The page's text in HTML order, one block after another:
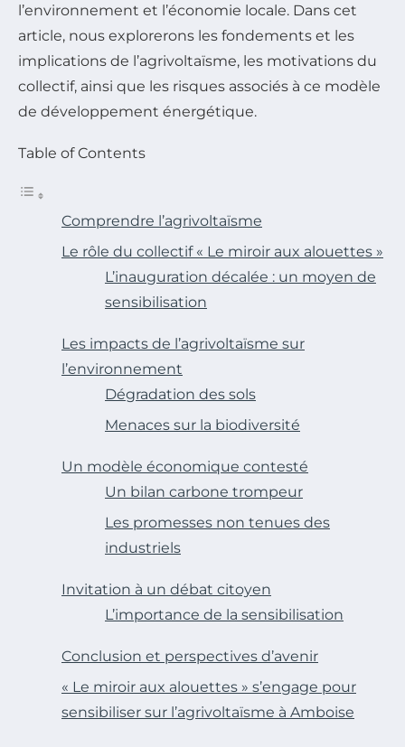
l’environnement et l’économie locale. Dans cet
article, nous explorerons les fondements et les
implications de l’agrivoltaïsme, les motivations du
collectif, ainsi que les risques associés à ce modèle
de développement énergétique.
Table of Contents
Comprendre l’agrivoltaïsme
Le rôle du collectif « Le miroir aux alouettes »
L’inauguration décalée : un moyen de
sensibilisation
Les impacts de l’agrivoltaïsme sur
l’environnement
Dégradation des sols
Menaces sur la biodiversité
Un modèle économique contesté
Un bilan carbone trompeur
Les promesses non tenues des
industriels
Invitation à un débat citoyen
L’importance de la sensibilisation
Conclusion et perspectives d’avenir
« Le miroir aux alouettes » s’engage pour
sensibiliser sur l’agrivoltaïsme à Amboise